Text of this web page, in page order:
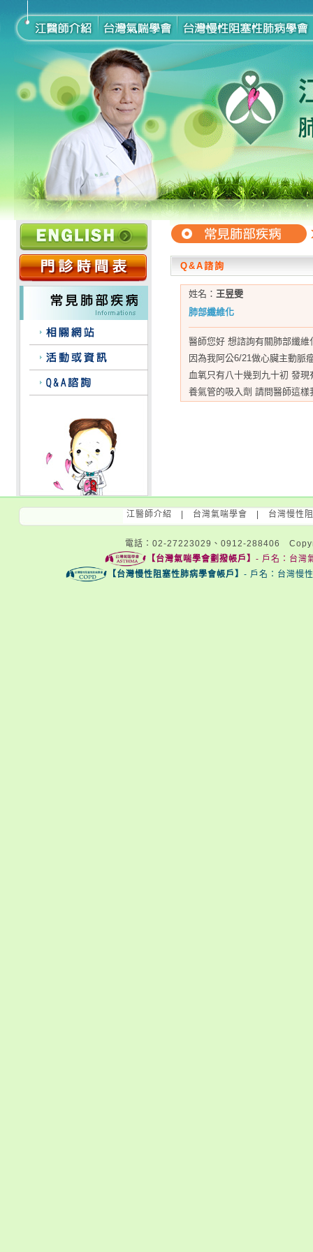
Q&A諮詢
姓名： 王昱雯
肺部纖維化
醫師您好 想諮詢有關肺部纖維
因為我阿公6/21做心臟主動脈
血氧只有八十幾到九十初 發
養氣管的吸入劑 請問醫師這
江醫師介紹 台灣氣喘學會 台灣慢性
電話：02-27223029、0912-288406
【台灣氣喘學會劃撥帳戶】 - 戶名：台灣
【台灣慢性阻塞性肺病學會帳戶】 - 戶名：台灣慢